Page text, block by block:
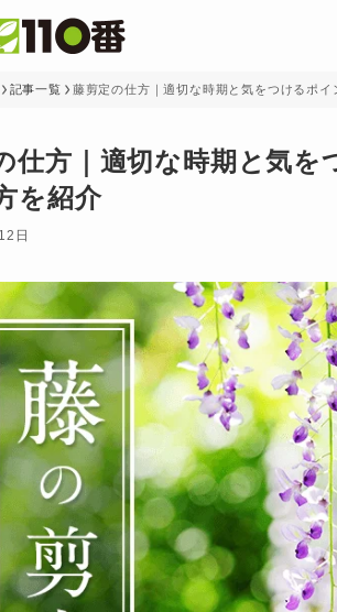
記事一覧 藤剪定の仕方｜適切な時期と気をつけるポ
仕方｜適切な時期と気を
を紹介
日